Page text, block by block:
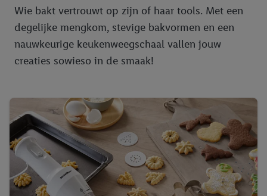
Wie bakt vertrouwt op zijn of haar tools. Met een
degelijke mengkom, stevige bakvormen en een
nauwkeurige keukenweegschaal vallen jouw
creaties sowieso in de smaak!